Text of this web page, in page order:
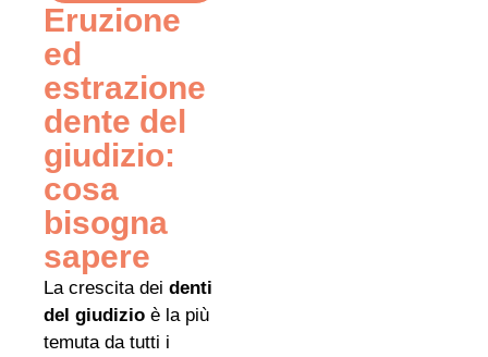
Eruzione
ed
estrazione
dente del
giudizio:
cosa
bisogna
sapere
La crescita dei denti
del giudizio è la più
temuta da tutti i